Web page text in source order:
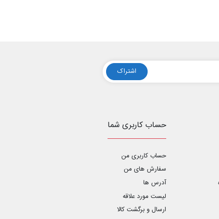
اشتراک
حساب کاربری شما
حساب کاربری من
سفارش های من‎
آدرس ها
لیست مورد علاقه
ارسال و برگشت کالا